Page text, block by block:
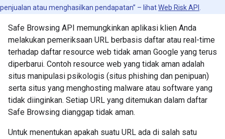
penjualan atau menghasilkan pendapatan” – lihatWeb Risk API
Safe Browsing API memungkinkan aplikasi klien Anda
melakukan pemeriksaan URL berbasis daftar atau real-time
terhadap daftar resource web tidak aman Google yang terus
diperbarui. Contoh resource web yang tidak aman adalah
situs manipulasi psikologis (situs phishing dan penipuan)
serta situs yang menghosting malware atau software yang
tidak diinginkan. Setiap URL yang ditemukan dalam daftar
Safe Browsing dianggap tidak aman.
Untuk menentukan apakah suatu URL ada di salah satu